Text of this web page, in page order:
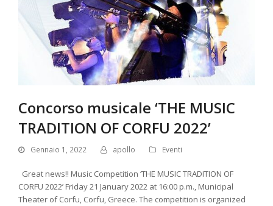
Concorso musicale ‘THE MUSIC
TRADITION OF CORFU 2022’
Gennaio 1, 2022 apollo Eventi
Great news!! Μusic Competition ‘THE MUSIC TRADITION OF
CORFU 2022’ Friday 21 January 2022 at 16:00 p.m., Municipal
Theater of Corfu, Corfu, Greece. The competition is organized